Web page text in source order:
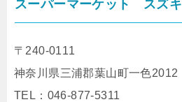
スーパーマーケット スズ
〒240-0111
神奈川県三浦郡葉山町一色2012
TEL：046-877-5311